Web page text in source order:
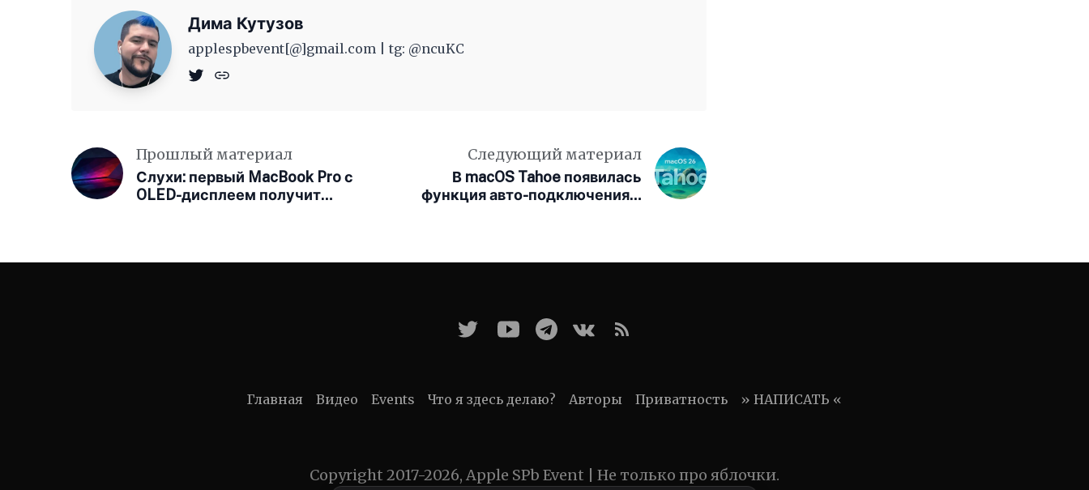
Дима Кутузов
applespbevent[@]gmail.com | tg: @ncuKC
Прошлый материал
Слухи: первый MacBook Pro с
OLED-дисплеем получит
Следующий материал
В macOS Tahoe появилась
функция авто-подключения к
Главная Видео Events Что я здесь делаю? Авторы Приватность » НАПИСАТЬ «
Copyright 2017-2026, Apple SPb Event | Не только про яблочки.